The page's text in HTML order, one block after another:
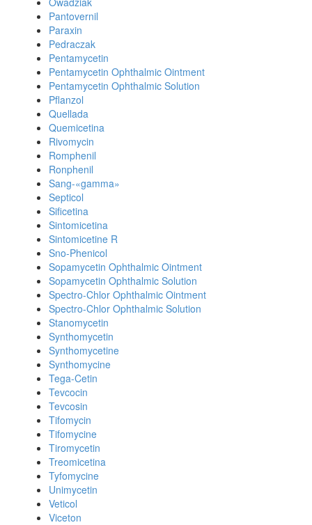
Pantovernil
Paraxin
Pedraczak
Pentamycetin
Pentamycetin Ophthalmic Ointment
Pentamycetin Ophthalmic Solution
Pflanzol
Quellada
Quemicetina
Rivomycin
Romphenil
Ronphenil
Sang-«gamma»
Septicol
Sificetina
Sintomicetina
Sintomicetine R
Sno-Phenicol
Sopamycetin Ophthalmic Ointment
Sopamycetin Ophthalmic Solution
Spectro-Chlor Ophthalmic Ointment
Spectro-Chlor Ophthalmic Solution
Stanomycetin
Synthomycetin
Synthomycetine
Synthomycine
Tega-Cetin
Tevcocin
Tevcosin
Tifomycin
Tifomycine
Tiromycetin
Treomicetina
Tyfomycine
Unimycetin
Veticol
Viceton